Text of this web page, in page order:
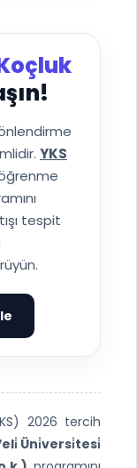
YKS
tespit
2026 tercih
Üni̇versi̇tesi̇